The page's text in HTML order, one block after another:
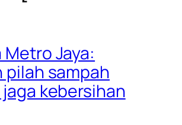
Metro Jaya:
pilah sampah
kebersihan